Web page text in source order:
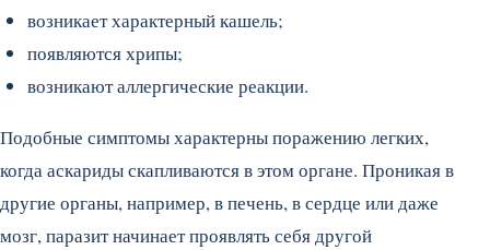
возникает характерный кашель;
появляются хрипы;
возникают аллергические реакции.
Подобные симптомы характерны поражению легких,
когда аскариды скапливаются в этом органе. Проникая в
другие органы, например, в печень, в сердце или даже
мозг, паразит начинает проявлять себя другой